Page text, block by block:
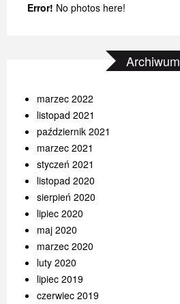
Error! No photos here!
Archiwum
marzec 2022
listopad 2021
październik 2021
marzec 2021
styczeń 2021
listopad 2020
sierpień 2020
lipiec 2020
maj 2020
marzec 2020
luty 2020
lipiec 2019
czerwiec 2019